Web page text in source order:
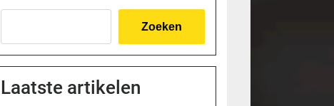
Zoeken
Laatste artikelen